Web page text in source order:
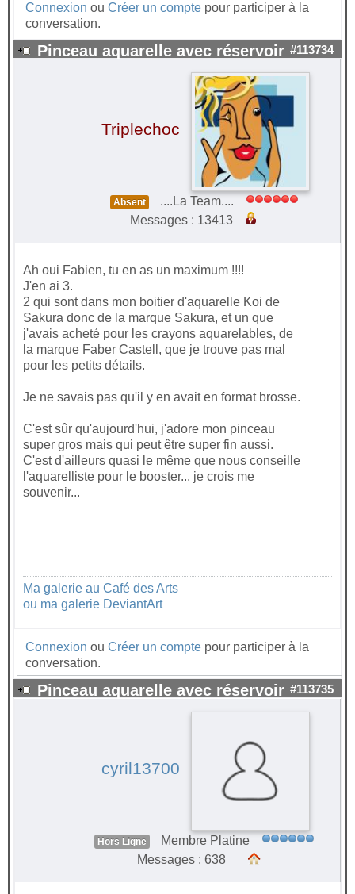
Connexion ou Créer un compte pour participer à la
conversation.
Pinceau aquarelle avec réservoir #113734
Triplechoc
Absent
....La Team....
Messages : 13413
Ah oui Fabien, tu en as un maximum !!!!
J'en ai 3.
2 qui sont dans mon boitier d'aquarelle Koi de
Sakura donc de la marque Sakura, et un que
j'avais acheté pour les crayons aquarelables, de
la marque Faber Castell, que je trouve pas mal
pour les petits détails.
Je ne savais pas qu'il y en avait en format brosse.
C'est sûr qu'aujourd'hui, j'adore mon pinceau
super gros mais qui peut être super fin aussi.
C'est d'ailleurs quasi le même que nous conseille
l'aquarelliste pour le booster... je crois me
souvenir...
Ma galerie au Café des Arts
ou ma galerie DeviantArt
Connexion ou Créer un compte pour participer à la
conversation.
Pinceau aquarelle avec réservoir #113735
cyril13700
Hors Ligne
Membre Platine
Messages : 638